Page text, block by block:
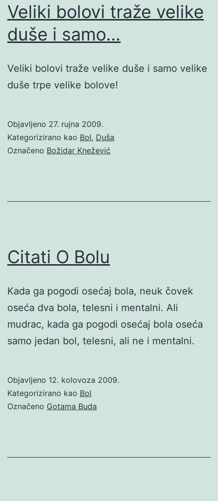
Veliki bolovi traže velike
duše i samo…
Veliki bolovi traže velike duše i samo velike
duše trpe velike bolove!
Objavljeno 27. rujna 2009.
Kategorizirano kao Bol, Duša
Označeno Božidar Knežević
Citati O Bolu
Kada ga pogodi osećaj bola, neuk čovek
oseća dva bola, telesni i mentalni. Ali
mudrac, kada ga pogodi osećaj bola oseća
samo jedan bol, telesni, ali ne i mentalni.
Objavljeno 12. kolovoza 2009.
Kategorizirano kao Bol
Označeno Gotama Buda